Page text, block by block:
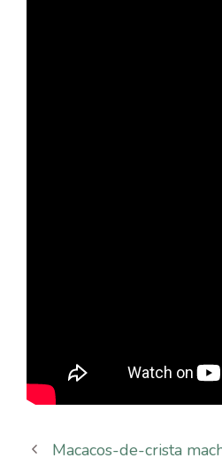
Macacos-de-crista